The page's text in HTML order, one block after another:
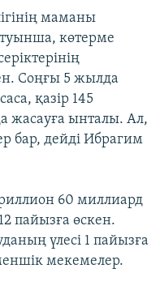
маманы
көтерме
Соңғы 5 жылда
қазір 145
жасауға ынталы. Ал,
бар, дейді Ибрагим
60 миллиард
пайызға өскен.
үлесі 1 пайызға
мекемелер.